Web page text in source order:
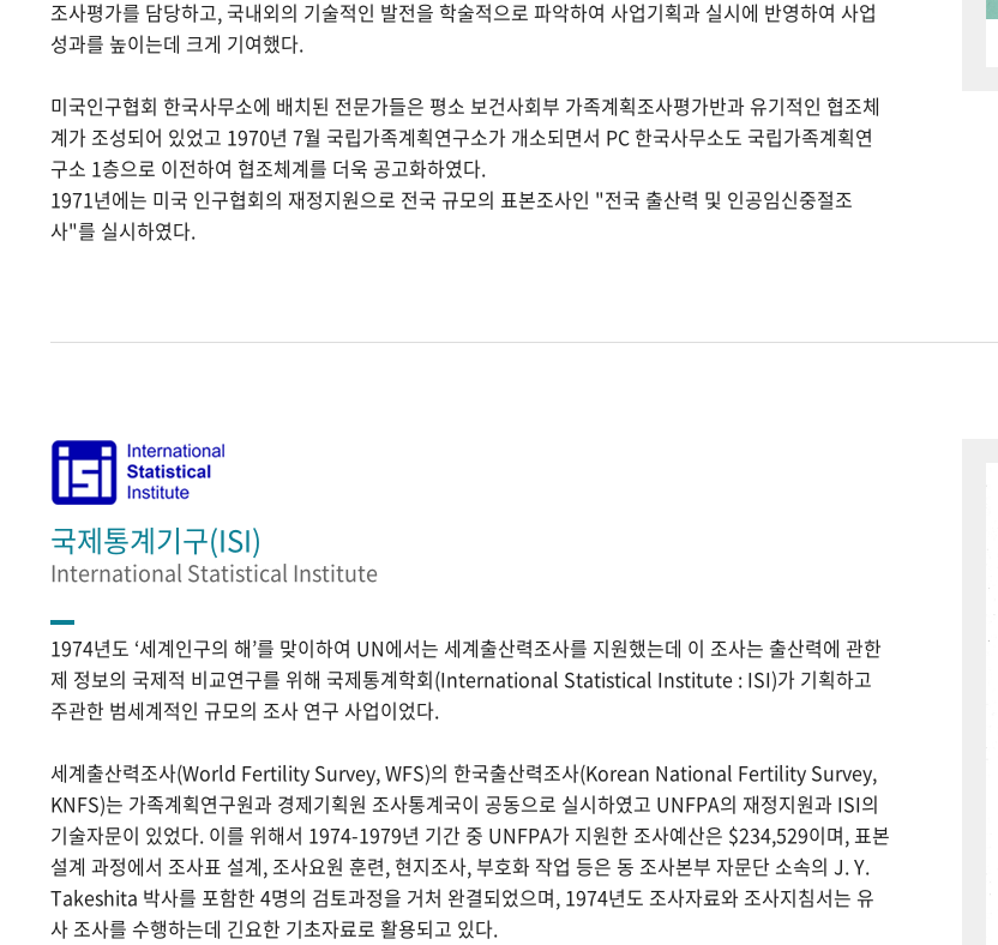
조사평가를 담당하고, 국내외의 기술적인 발전을 학술적으로 파악하여 사업기획과 실시에 반영하여 사업
성과를 높이는데 크게 기여했다.
미국인구협회 한국사무소에 배치된 전문가들은 평소 보건사회부 가족계획조사평가반과 유기적인 협조체
계가 조성되어 있었고 1970년 7월 국립가족계획연구소가 개소되면서 PC 한국사무소도 국립가족계획연
구소 1층으로 이전하여 협조체계를 더욱 공고화하였다.
1971년에는 미국 인구협회의 재정지원으로 전국 규모의 표본조사인 "전국 출산력 및 인공임신중절조
사"를 실시하였다.
국제통계기구(ISI)
International Statistical Institute
1974년도 ‘세계인구의 해’를 맞이하여 UN에서는 세계출산력조사를 지원했는데 이 조사는 출산력에 관한
제 정보의 국제적 비교연구를 위해 국제통계학회(International Statistical Institute : ISI)가 기획하고
주관한 범세계적인 규모의 조사 연구 사업이었다.
세계출산력조사(World Fertility Survey, WFS)의 한국출산력조사(Korean National Fertility Survey,
KNFS)는 가족계획연구원과 경제기획원 조사통계국이 공동으로 실시하였고 UNFPA의 재정지원과 ISI의
기술자문이 있었다. 이를 위해서 1974-1979년 기간 중 UNFPA가 지원한 조사예산은 $234,529이며, 표본
설계 과정에서 조사표 설계, 조사요원 훈련, 현지조사, 부호화 작업 등은 동 조사본부 자문단 소속의 J. Y.
Takeshita 박사를 포함한 4명의 검토과정을 거처 완결되었으며, 1974년도 조사자료와 조사지침서는 유
사 조사를 수행하는데 긴요한 기초자료로 활용되고 있다.